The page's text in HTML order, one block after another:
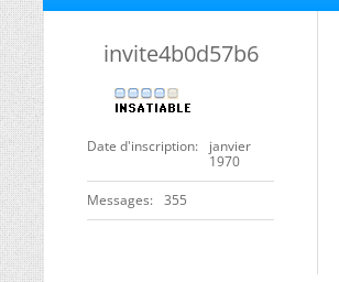
invite4b0d57b6
Date d'inscription
janvier
1970
Messages 355